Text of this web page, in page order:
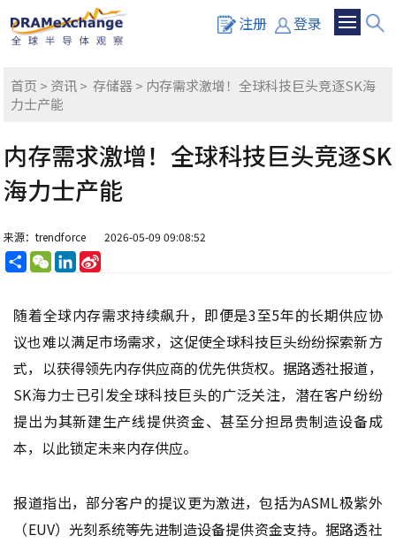
注册 登录
首页 > 资讯>存储器> 内存需求激增！全球科技巨头竞逐SK海
力士产能
内存需求激增！全球科技巨头竞逐SK
海力士产能
来源：trendforce2026-05-09 09:08:52
分
享
WeChatLinkedIn
随着全球内存需求持续飙升，即便是3至5年的长期供应协
议也难以满足市场需求，这促使全球科技巨头纷纷探索新方
式，以获得领先内存供应商的优先供货权。据路透社报道，
SK海力士已引发全球科技巨头的广泛关注，潜在客户纷纷
提出为其新建生产线提供资金、甚至分担昂贵制造设备成
本，以此锁定未来内存供应。
报道指出，部分客户的提议更为激进，包括为ASML极紫外
（EUV）光刻系统等先进制造设备提供资金支持。据路透社